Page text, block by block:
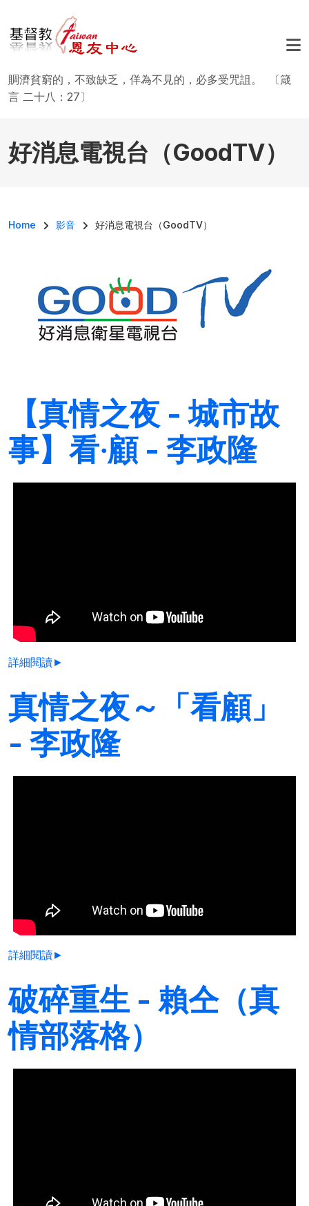
賙濟貧窮的，不致缺乏，佯為不見的，必多受咒詛。 〔箴
言 二十八：27〕
好消息電視台（GoodTV）
導航連結
Home 影音 好消息電視台（GoodTV）
【真情之夜 - 城市故
事】看‧顧 - 李政隆
詳細閱讀►
真情之夜～「看顧」
- 李政隆
詳細閱讀►
破碎重生 - 賴仝（真
情部落格）